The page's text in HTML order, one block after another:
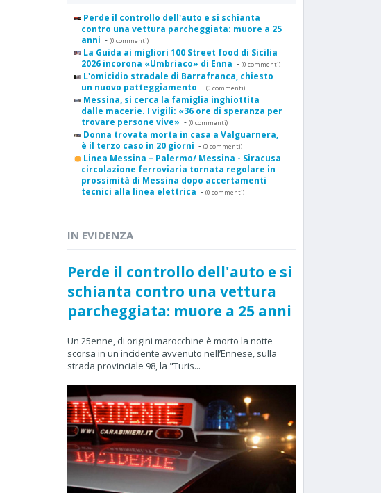
Perde il controllo dell'auto e si schianta
contro una vettura parcheggiata: muore a 25
anni - (0 commenti)
La Guida ai migliori 100 Street food di Sicilia
2026 incorona «Umbriaco» di Enna - (0 commenti)
L'omicidio stradale di Barrafranca, chiesto
un nuovo patteggiamento - (0 commenti)
Messina, si cerca la famiglia inghiottita
dalle macerie. I vigili: «36 ore di speranza per
trovare persone vive» - (0 commenti)
Donna trovata morta in casa a Valguarnera,
è il terzo caso in 20 giorni - (0 commenti)
Linea Messina – Palermo/ Messina - Siracusa
circolazione ferroviaria tornata regolare in
prossimità di Messina dopo accertamenti
tecnici alla linea elettrica - (0 commenti)
IN EVIDENZA
Perde il controllo dell'auto e si
schianta contro una vettura
parcheggiata: muore a 25 anni
Un 25enne, di origini marocchine è morto la notte
scorsa in un incidente avvenuto nell’Ennese, sulla
strada provinciale 98, la "Turis...